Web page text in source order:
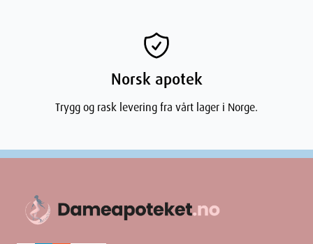
Weight 84g
Norsk apotek
Trygg og rask levering fra vårt lager i Norge.